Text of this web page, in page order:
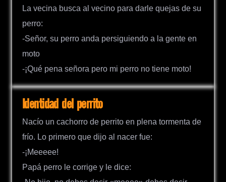
La vecina busca al vecino para darle quejas de su
perro:
-Señor, su perro anda persiguiendo a la gente en
moto
-¡Qué pena señora pero mi perro no tiene moto!
Identidad del perrito
Nacío un cachorro de perrito en plena tormenta de
frío. Lo primero que dijo al nacer fue:
-¡Meeeee!
Papá perro le corrige y le dice: